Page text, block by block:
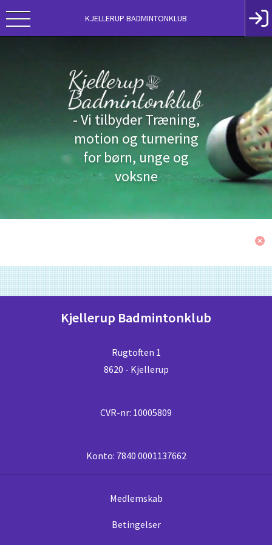
KJELLERUP BADMINTONKLUB
- Vi tilbyder Træning,
motion og turnering
for børn, unge og
voksne
Kjellerup Badmintonklub
Rugtoften 1
8620 - Kjellerup
CVR-nr: 10005809
Konto: 7840 0001137662
Medlemskab
Betingelser